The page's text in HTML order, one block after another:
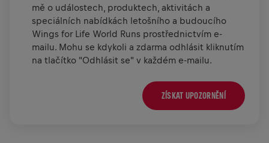
mě o událostech, produktech, aktivitách a
speciálních nabídkách letošního a budoucího
Wings for Life World Runs prostřednictvím e-
mailu. Mohu se kdykoli a zdarma odhlásit kliknutím
na tlačítko "Odhlásit se" v každém e-mailu.
ZÍSKAT UPOZORNĚNÍ